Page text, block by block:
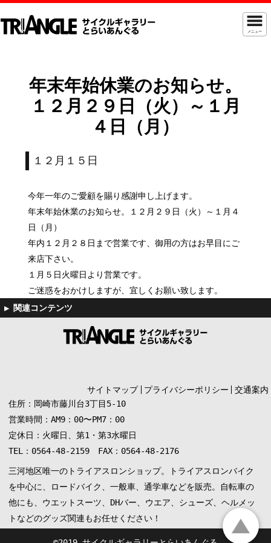
メニュー
年末年始休業のお知らせ。
１２月２９日（火）～１月
４日（月）
１２月１５日
今年一年のご愛顧を賜り感謝申し上げます。
年末年始休業のお知らせ。１２月２９日（火）～１月４
日（月）
年内１２月２８日まで営業です、御用の方はお早目にご
来店下さい。
１月５日火曜日より営業です。
ご迷惑をおかけしますが、宜しくお願い致します。
サイトマップ プライバシーポリシー
交通案内
住所：岡崎市藤川台3丁目5-10
営業時間：AM9：00〜PM7：00
定休日：火曜日、第1・第3水曜日
TEL：0564-48-2159 FAX：0564-48-2176
三河地区唯一のトライアスロンショップ。トライアスロンバイク
を中心に、ロードバイク、一般車、通学車などを販売。自転車の
他にも、ウエットスーツ、DHバー、ウエア、シューズ、ヘルメッ
トなどのグッズ関連もお任せください！